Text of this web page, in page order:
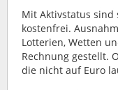
Mit Aktivstatus sind
kostenfrei.
Lotterien, Wetten
Rechnung gestellt.
die nicht auf Euro